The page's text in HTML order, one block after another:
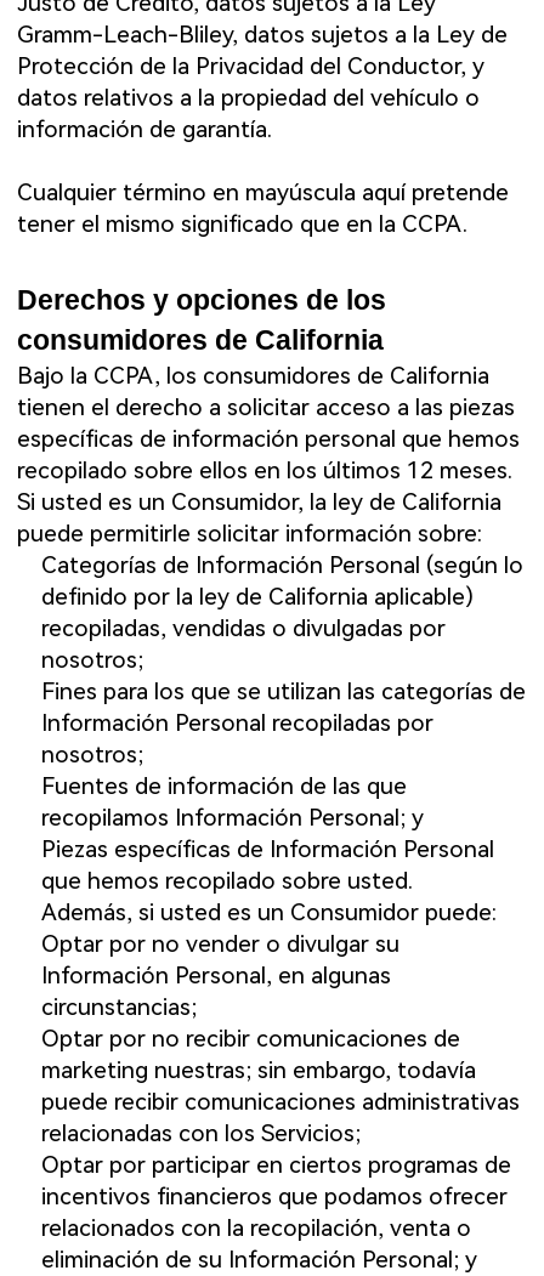
Gramm-Leach-Bliley, datos sujetos a la Ley de
Protección de la Privacidad del Conductor, y
datos relativos a la propiedad del vehículo o
información de garantía.
Cualquier término en mayúscula aquí pretende
tener el mismo significado que en la CCPA.
Derechos y opciones de los
consumidores de California
Bajo la CCPA, los consumidores de California
tienen el derecho a solicitar acceso a las piezas
específicas de información personal que hemos
recopilado sobre ellos en los últimos 12 meses.
Si usted es un Consumidor, la ley de California
puede permitirle solicitar información sobre:
Categorías de Información Personal (según lo
definido por la ley de California aplicable)
recopiladas, vendidas o divulgadas por
nosotros;
Fines para los que se utilizan las categorías de
Información Personal recopiladas por
nosotros;
Fuentes de información de las que
recopilamos Información Personal; y
Piezas específicas de Información Personal
que hemos recopilado sobre usted.
Además, si usted es un Consumidor puede:
Optar por no vender o divulgar su
Información Personal, en algunas
circunstancias;
Optar por no recibir comunicaciones de
marketing nuestras; sin embargo, todavía
puede recibir comunicaciones administrativas
relacionadas con los Servicios;
Optar por participar en ciertos programas de
incentivos financieros que podamos ofrecer
relacionados con la recopilación, venta o
eliminación de su Información Personal; y